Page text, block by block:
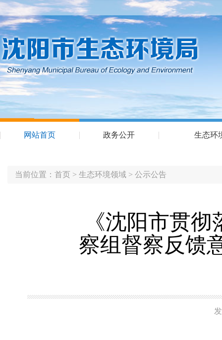
网站首页 政务公开 生态环
当前位置： 首页 > 生态环境领域 > 公示公告
《沈阳市贯
察组督察反馈